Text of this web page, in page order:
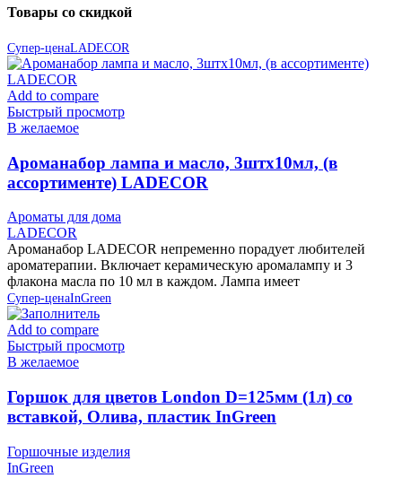
Товары со скидкой
Супер-ценаLADECOR
Add to compare
Быстрый просмотр
В желаемое
Ароманабор лампа и масло, 3штx10мл, (в
ассортименте) LADECOR
Ароматы для дома
LADECOR
Ароманабор LADECOR непременно порадует любителей
ароматерапии. Включает керамическую аромалампу и 3
флакона масла по 10 мл в каждом. Лампа имеет
Супер-ценаInGreen
Add to compare
Быстрый просмотр
В желаемое
Горшок для цветов London D=125мм (1л) со
вставкой, Олива, пластик InGreen
Горшочные изделия
InGreen